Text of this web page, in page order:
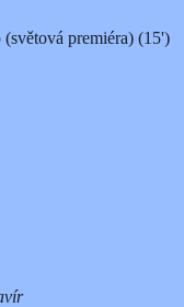
premiéra) (15')